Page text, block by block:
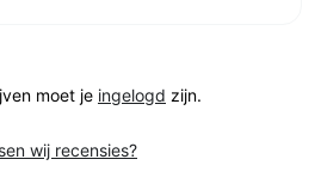
moet je ingelogd zijn.
wij recensies?